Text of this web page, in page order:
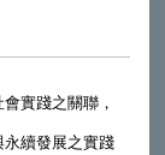
實踐之關聯，
續發展之實踐